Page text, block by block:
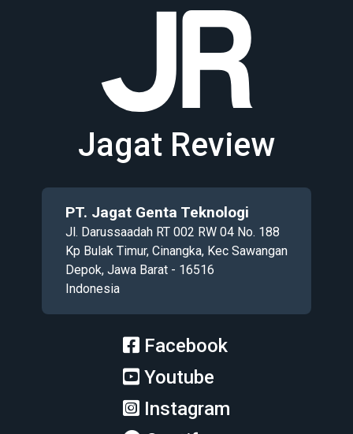
Jagat Review
PT. Jagat Genta Teknologi
Jl. Darussaadah RT 002 RW 04 No. 188
Kp Bulak Timur, Cinangka, Kec Sawangan
Depok, Jawa Barat - 16516
Indonesia
Facebook
Youtube
Instagram